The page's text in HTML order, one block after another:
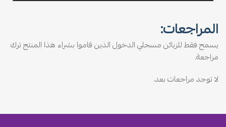
المراجعات:
لا توجد مراجعات بعد.
يسمح فقط للزبائن مسجلي الدخول الذين قاموا بشراء هذا المنتج ترك
مراجعة.